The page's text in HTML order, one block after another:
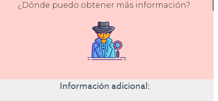
¿Dónde puedo obtener más información?
Información adicional: